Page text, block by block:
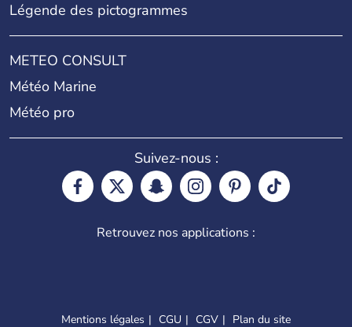
Légende des pictogrammes
METEO CONSULT
Météo Marine
Météo pro
Suivez-nous :
Retrouvez nos applications :
Mentions légales CGU CGV Plan du site